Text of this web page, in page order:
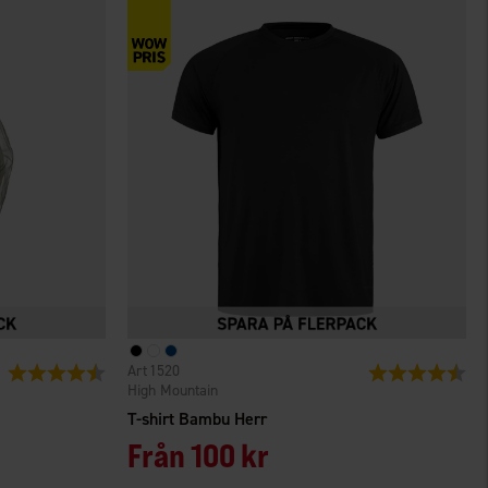
Betyg: 4.3 utav 5 stjärnor
T-shirt Bambu Herr
High Mountain
1520
Från100 kr
Betyg: